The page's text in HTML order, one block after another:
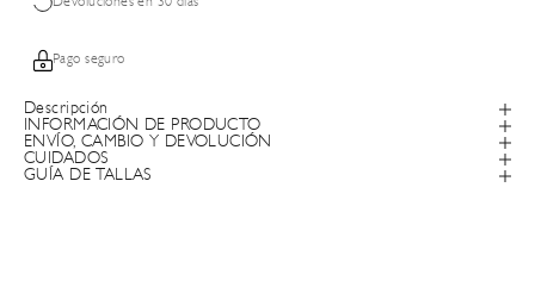
Pago seguro
Descripción
INFORMACIÓN DE PRODUCTO
ENVÍO, CAMBIO Y DEVOLUCIÓN
CUIDADOS
GUÍA DE TALLAS